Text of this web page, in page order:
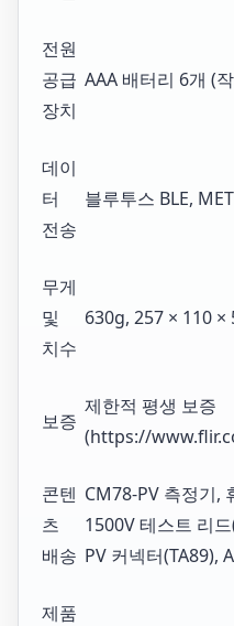
전원
공급
장치
AAA 배터리 6개 (
데이
터
전송
블루투스 BLE,
무게
및
치수
630g, 257 × 110 ×
보증
제한적 평생 보증
(https://
콘텐
츠
배송
CM78-PV 측정기,
1500V 테스트 리
PV 커넥터(TA89),
제품